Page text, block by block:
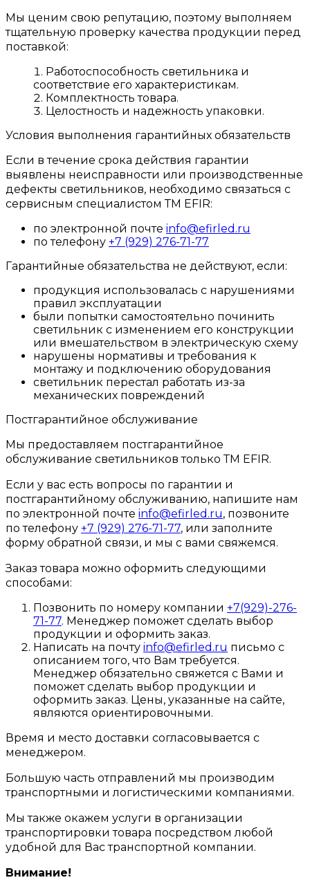
Мы ценим свою репутацию, поэтому выполняем
тщательную проверку качества продукции перед
поставкой:
Работоспособность светильника и
соответствие его характеристикам.
Комплектность товара.
Целостность и надежность упаковки.
Условия выполнения гарантийных обязательств
Если в течение срока действия гарантии
выявлены неисправности или производственные
дефекты светильников, необходимо связаться с
сервисным специалистом ТМ EFIR:
по электронной почте info@efirled.ru
по телефону +7 (929) 276-71-77
Гарантийные обязательства не действуют, если:
продукция использовалась с нарушениями
правил эксплуатации
были попытки самостоятельно починить
светильник с изменением его конструкции
или вмешательством в электрическую схему
нарушены нормативы и требования к
монтажу и подключению оборудования
светильник перестал работать из-за
механических повреждений
Постгарантийное обслуживание
Мы предоставляем постгарантийное
обслуживание светильников только ТМ EFIR.
Если у вас есть вопросы по гарантии и
постгарантийному обслуживанию, напишите нам
по электронной почте info@efirled.ru, позвоните
по телефону +7 (929) 276-71-77, или заполните
форму обратной связи, и мы с вами свяжемся.
Заказ товара можно оформить следующими
способами:
Позвонить по номеру компании +7(929)-276-
71-77. Менеджер поможет сделать выбор
продукции и оформить заказ.
Написать на почту info@efirled.ru письмо с
описанием того, что Вам требуется.
Менеджер обязательно свяжется с Вами и
поможет сделать выбор продукции и
оформить заказ. Цены, указанные на сайте,
являются ориентировочными.
Время и место доставки согласовывается с
менеджером.
Большую часть отправлений мы производим
транспортными и логистическими компаниями.
Мы также окажем услуги в организации
транспортировки товара посредством любой
удобной для Вас транспортной компании.
Внимание!